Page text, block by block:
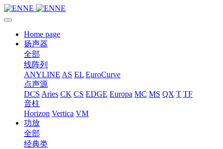
Home page
扬声器
全部
线阵列
ANYLINE AS EL EuroCurve
点声源
DCS Aries CK CS EDGE Europa MC MS QX T TF
音柱
Horizon Vertica VM
功放
全部
经典类